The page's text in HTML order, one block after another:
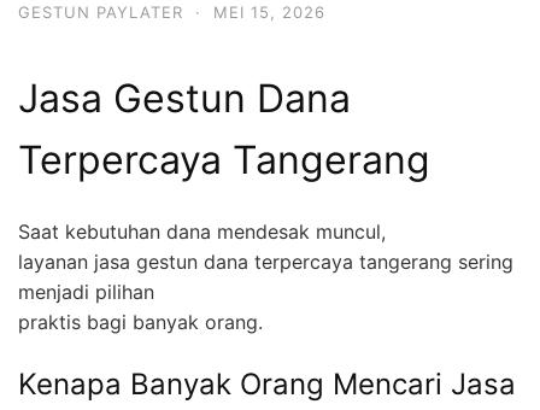
GESTUN PAYLATER · MEI 15, 2026
Jasa Gestun Dana
Terpercaya Tangerang
Saat kebutuhan dana mendesak muncul,
layanan jasa gestun dana terpercaya tangerang sering
menjadi pilihan
praktis bagi banyak orang.
Kenapa Banyak Orang Mencari Jasa